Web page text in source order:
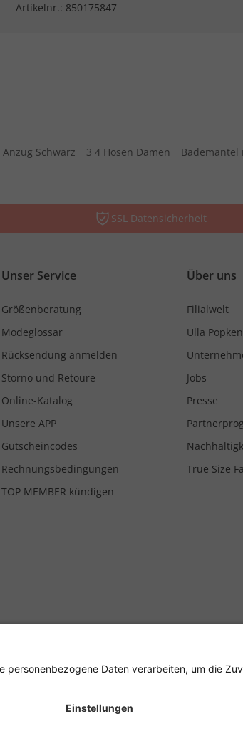
Artikelnr.: 850175847
Anzug Schwarz 3 4 Hosen Damen Bademantel
SSL Datensicherheit
Unser Service
Größenberatung
Modeglossar
Rücksendung anmelden
Storno und Retoure
Online-Katalog
Unsere APP
Gutscheincodes
Rechnungsbedingungen
TOP MEMBER kündigen
Über uns
Filialwelt
Ulla
Jobs
Presse
True Size